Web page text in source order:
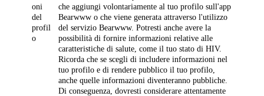
oni
del
profil
o
che aggiungi volontariamente al tuo profilo sull'app
Bearwww o che viene generata attraverso l'utilizzo
del servizio Bearwww. Potresti anche avere la
possibilità di fornire informazioni relative alle
caratteristiche di salute, come il tuo stato di HIV.
Ricorda che se scegli di includere informazioni nel
tuo profilo e di rendere pubblico il tuo profilo,
anche quelle informazioni diventeranno pubbliche.
Di conseguenza, dovresti considerare attentamente